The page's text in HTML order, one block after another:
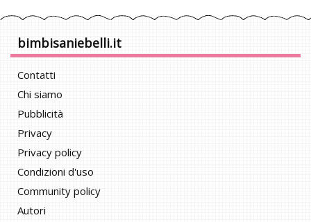
bimbisaniebelli.it
Contatti
Chi siamo
Pubblicità
Privacy
Privacy policy
Condizioni d'uso
Community policy
Autori